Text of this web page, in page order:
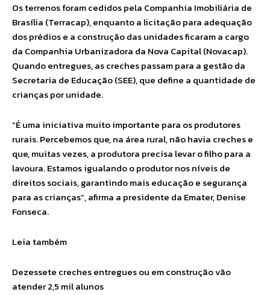
Os terrenos foram cedidos pela Companhia Imobiliária de
Brasília (Terracap), enquanto a licitação para adequação
dos prédios e a construção das unidades ficaram a cargo
da Companhia Urbanizadora da Nova Capital (Novacap).
Quando entregues, as creches passam para a gestão da
Secretaria de Educação (SEE), que define a quantidade de
crianças por unidade.
“É uma iniciativa muito importante para os produtores
rurais. Percebemos que, na área rural, não havia creches e
que, muitas vezes, a produtora precisa levar o filho para a
lavoura. Estamos igualando o produtor nos níveis de
direitos sociais, garantindo mais educação e segurança
para as crianças”, afirma a presidente da Emater, Denise
Fonseca.
Leia também
Dezessete creches entregues ou em construção vão
atender 2,5 mil alunos